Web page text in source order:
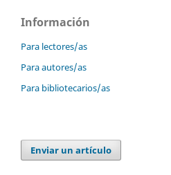
Información
Para lectores/as
Para autores/as
Para bibliotecarios/as
Enviar un artículo